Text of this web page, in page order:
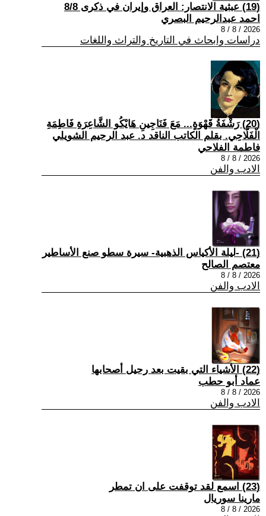
(19) عبثية الانتصار: العراق وإيران في ذكرى 8/8
احمد عبدالرحيم البصري
2026 / 8 / 8
دراسات وابحاث في التاريخ والتراث واللغات
(20) رَشْفَةُ قَهْوَةٍ... مَعَ فَنَاجِينِ هَايْكُو الشَّاعِرَةِ فَاطِمَةِ
الْفَلَّاحِي. بقلم الكاتب الناقد د. عبد الرحيم الشويلي
فاطمة الفلاحي
2026 / 8 / 8
الادب والفن
(21) -ليلة الأكياس الذهبية- سيرة سطو صنع الأساطير
معتصم الصالح
2026 / 8 / 8
الادب والفن
(22) الأشياء التي بقيت بعد رحيل أصحابها
عماد أبو حطب
2026 / 8 / 8
الادب والفن
(23) اسمع لقد توقفت على ان تمطر
مارينا سوريال
2026 / 8 / 8